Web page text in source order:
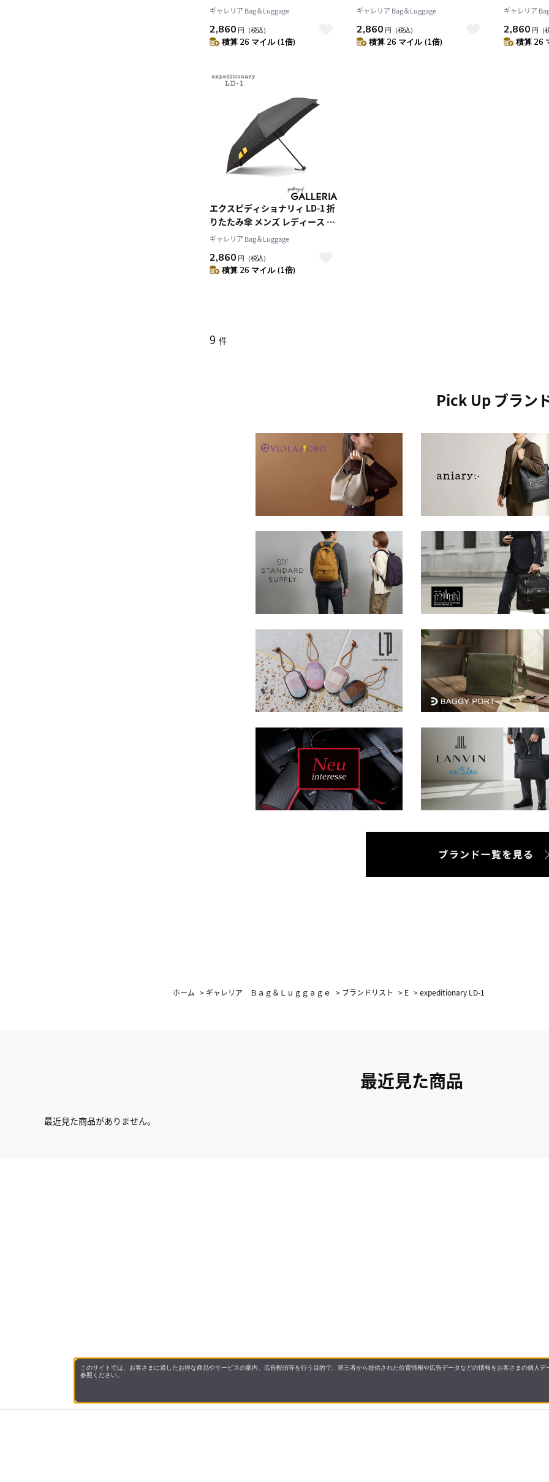
ャンプ式 ワンタッチ MA-1 大き
ー 通勤 通学 UVカット 耐風骨 丈
夫 expeditionary LD-1 親骨
ギャレリア Bag＆Luggage
2,860 円 （税込）
積算 26 マイル (1倍)
ャンプ式 ワンタッチ MA-1 大き
ー 通勤 通学 UVカット 耐風骨 丈
夫 expeditionary LD-1 親骨
ギャレリア Bag＆Luggage
2,860 円 （税込）
積算 26 マイル (1倍)
傘 傘 手開
リタリー
ギャレリア
2,860 円
積算 26
エクスピディショナリィ LD-1 折
りたたみ傘 メンズ レディース 雨
傘 傘 手開き 手動 折りたたみ MA-
リタリー 通勤 通学 UVカット
expeditionary LD-1 親骨58cm
ギャレリア Bag＆Luggage
2,860 円 （税込）
積算 26 マイル (1倍)
9 件
Pick Up ブラン
ホーム > ギャレリア Ｂａｇ＆Ｌｕｇｇａｇｅ > ブランドリスト > E >expeditionary LD-1
最近見た商品
最近見た商品がありません。
このサイトでは、お客さまに適したお得な商品やサービスの案内、広告配信等を行う目的で、第三者から提供された位置情報や広告データなどの情報をお客さまの個人
参照ください。